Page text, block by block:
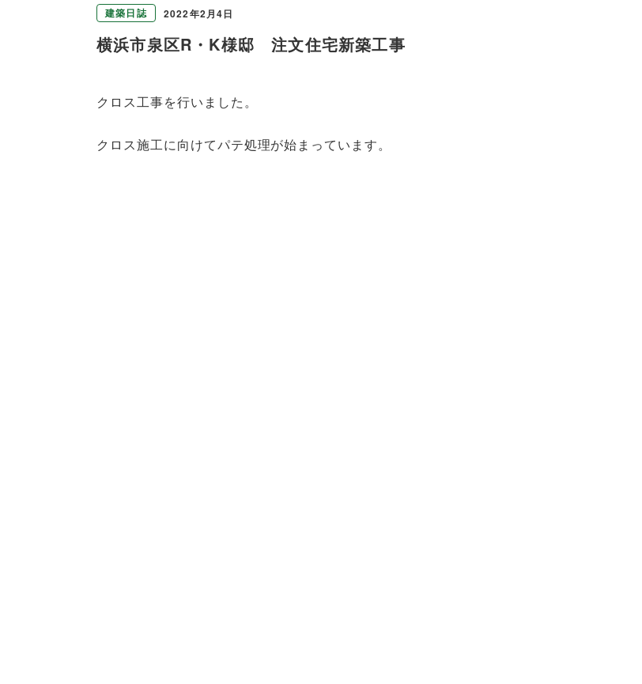
建築日誌 2022年2月4日
横浜市泉区R・K様邸 注文住宅新築工事
クロス工事を行いました。
クロス施工に向けてパテ処理が始まっています。